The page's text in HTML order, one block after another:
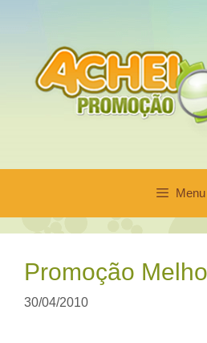
conteúdo
Menu
Promoção
30/04/2010